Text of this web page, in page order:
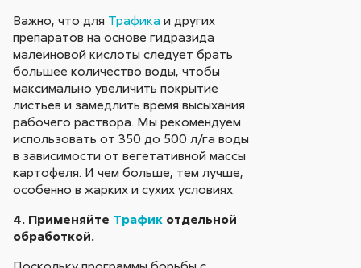
Важно, что для Трафика и других
препаратов на основе гидразида
малеиновой кислоты следует брать
большее количество воды, чтобы
максимально увеличить покрытие
листьев и замедлить время высыхания
рабочего раствора. Мы рекомендуем
использовать от 350 до 500 л/га воды
в зависимости от вегетативной массы
картофеля. И чем больше, тем лучше,
особенно в жарких и сухих условиях.
4. Применяйте Трафик отдельной
обработкой.